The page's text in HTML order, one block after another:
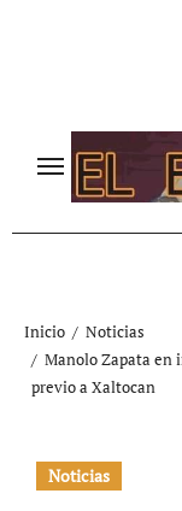
Inicio
Noticias
Manolo Zapata en
previo a Xaltocan
Noticias